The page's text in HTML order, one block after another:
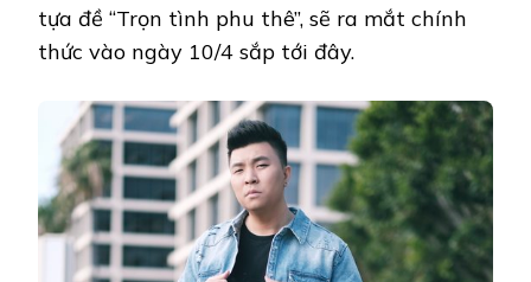
tựa đề “Trọn tình phu thê”, sẽ ra mắt chính
thức vào ngày 10/4 sắp tới đây.